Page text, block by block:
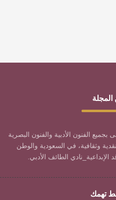
بجميع الفنون الأدبية والفنون البصرية
وثقافية، في السعودية والوطن
الطائف الأدبي.
تهمك